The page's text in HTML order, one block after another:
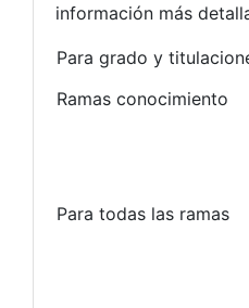
información más
Para grado y
Ramas conocimiento
Para todas las ramas